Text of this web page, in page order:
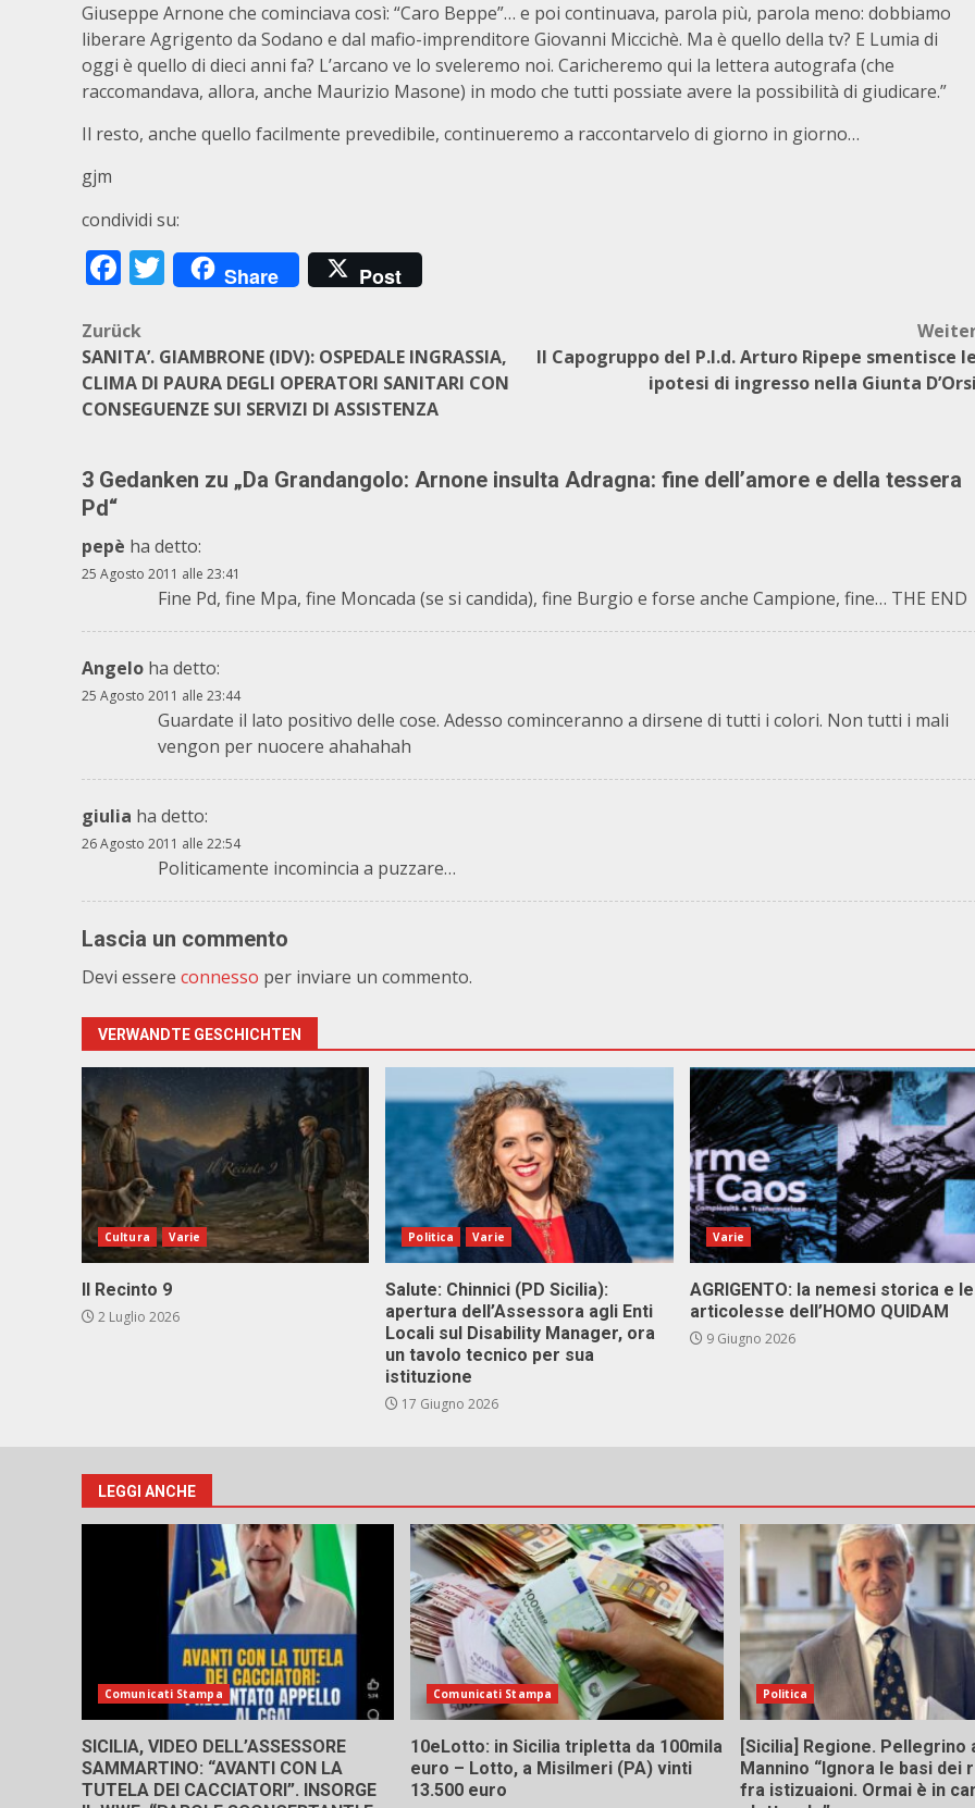
Giuseppe Arnone che cominciava così: “Caro Beppe”… e poi continuava, parola più, parola meno: dobbiamo
liberare Agrigento da Sodano e dal mafio-imprenditore Giovanni Miccichè. Ma è quello della tv? E Lumia di
oggi è quello di dieci anni fa? L’arcano ve lo sveleremo noi. Caricheremo qui la lettera autografa (che
raccomandava, allora, anche Maurizio Masone) in modo che tutti possiate avere la possibilità di giudicare.”
Il resto, anche quello facilmente prevedibile, continueremo a raccontarvelo di giorno in giorno…
gjm
condividi su:
Facebook
Twitter
Share Post
Beitragsnavigation
Zurück
SANITA’. GIAMBRONE (IDV): OSPEDALE INGRASSIA,
CLIMA DI PAURA DEGLI OPERATORI SANITARI CON
CONSEGUENZE SUI SERVIZI DI ASSISTENZA
Il Capogruppo del P.I.d. Arturo Ripepe smentisce
ipotesi di ingresso nella Giunta
3 Gedanken zu „Da Grandangolo: Arnone insulta Adragna: fine dell’amore e della tessera
Pd“
pepè ha detto:
25 Agosto 2011 alle 23:41
Fine Pd, fine Mpa, fine Moncada (se si candida), fine Burgio e forse anche Campione, fine… THE END
Angelo ha detto:
25 Agosto 2011 alle 23:44
Guardate il lato positivo delle cose. Adesso cominceranno a dirsene di tutti i colori. Non tutti i mali
vengon per nuocere ahahahah
giulia ha detto:
26 Agosto 2011 alle 22:54
Politicamente incomincia a puzzare…
Lascia un commento
Devi essere connesso per inviare un commento.
VERWANDTE GESCHICHTEN
Cultura Varie
Il Recinto 9
2 Luglio 2026
Politica Varie
Salute: Chinnici (PD Sicilia):
apertura dell’Assessora agli Enti
Locali sul Disability Manager, ora
un tavolo tecnico per sua
istituzione
17 Giugno 2026
Varie
AGRIGENTO: la nemesi storica e le
articolesse dell’HOMO QUIDAM
9 Giugno 2026
LEGGI ANCHE
Comunicati Stampa
SICILIA, VIDEO DELL’ASSESSORE
SAMMARTINO: “AVANTI CON LA
TUTELA DEI CACCIATORI”. INSORGE
Comunicati Stampa
10eLotto: in Sicilia tripletta da 100mila
euro – Lotto, a Misilmeri (PA) vinti
13.500 euro
Politica
[Sicilia] Regione. Pellegrino
Mannino “Ignora le basi dei
fra istizuaioni. Ormai è in